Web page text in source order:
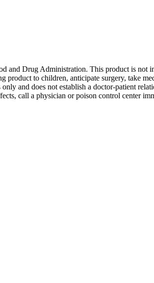
and Drug Administration. This product is
to children, anticipate surgery, take
and does not establish a doctor-patient
call a physician or poison control center